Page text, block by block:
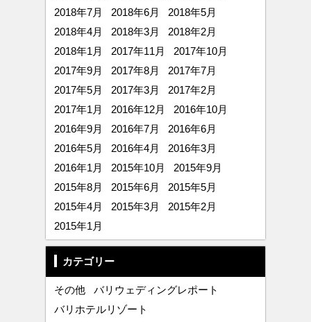
2018年7月
2018年6月
2018年5月
2018年4月
2018年3月
2018年2月
2018年1月
2017年11月
2017年10月
2017年9月
2017年8月
2017年7月
2017年5月
2017年3月
2017年2月
2017年1月
2016年12月
2016年10月
2016年9月
2016年7月
2016年6月
2016年5月
2016年4月
2016年3月
2016年1月
2015年10月
2015年9月
2015年8月
2015年6月
2015年5月
2015年4月
2015年3月
2015年2月
2015年1月
カテゴリー
その他
バリウェディングレポート
バリホテルリゾート